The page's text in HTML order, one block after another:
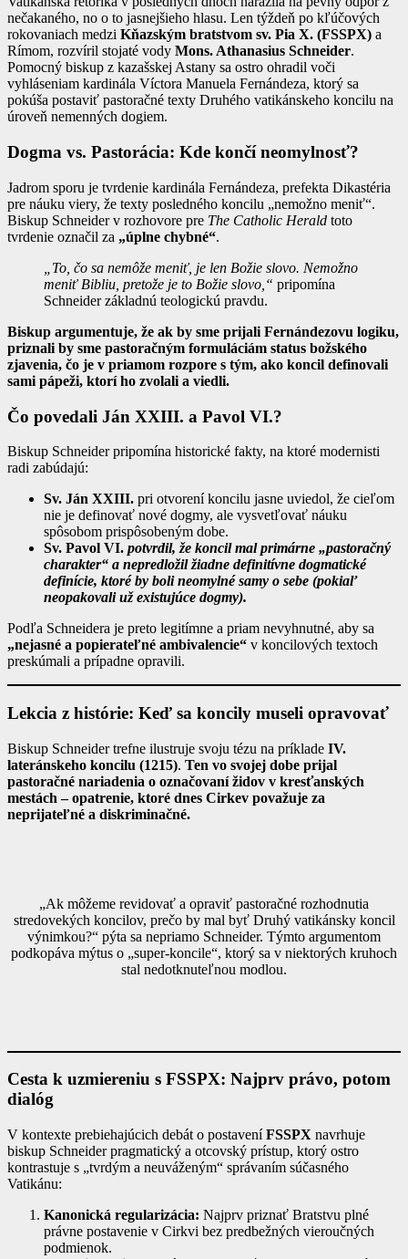
nečakaného, no o to jasnejšieho hlasu. Len týždeň po kľúčových
rokovaniach medzi Kňazským bratstvom sv. Pia X. (FSSPX) a
Rímom, rozvíril stojaté vody Mons. Athanasius Schneider.
Pomocný biskup z kazašskej Astany sa ostro ohradil voči
vyhláseniam kardinála Víctora Manuela Fernándeza, ktorý sa
pokúša postaviť pastoračné texty Druhého vatikánskeho koncilu na
úroveň nemenných dogiem.
Dogma vs. Pastorácia: Kde končí neomylnosť?
Jadrom sporu je tvrdenie kardinála Fernándeza, prefekta Dikastéria
pre náuku viery, že texty posledného koncilu „nemožno meniť“.
Biskup Schneider v rozhovore pre The Catholic Herald toto
tvrdenie označil za „úplne chybné“.
„To, čo sa nemôže meniť, je len Božie slovo. Nemožno
meniť Bibliu, pretože je to Božie slovo,“ pripomína
Schneider základnú teologickú pravdu.
Biskup argumentuje, že ak by sme prijali Fernándezovu logiku,
priznali by sme pastoračným formuláciám status božského
zjavenia, čo je v priamom rozpore s tým, ako koncil definovali
sami pápeži, ktorí ho zvolali a viedli.
Čo povedali Ján XXIII. a Pavol VI.?
Biskup Schneider pripomína historické fakty, na ktoré modernisti
radi zabúdajú:
Sv. Ján XXIII. pri otvorení koncilu jasne uviedol, že cieľom
nie je definovať nové dogmy, ale vysvetľovať náuku
spôsobom prispôsobeným dobe.
Sv. Pavol VI. potvrdil, že koncil mal primárne „pastoračný
charakter“ a nepredložil žiadne definitívne dogmatické
definície, ktoré by boli neomylné samy o sebe (pokiaľ
neopakovali už existujúce dogmy).
Podľa Schneidera je preto legitímne a priam nevyhnutné, aby sa
„nejasné a popierateľné ambivalencie“ v koncilových textoch
preskúmali a prípadne opravili.
Lekcia z histórie: Keď sa koncily museli opravovať
Biskup Schneider trefne ilustruje svoju tézu na príklade IV.
lateránskeho koncilu (1215). Ten vo svojej dobe prijal
pastoračné nariadenia o označovaní židov v kresťanských
mestách – opatrenie, ktoré dnes Cirkev považuje za
neprijateľné a diskriminačné.
„Ak môžeme revidovať a opraviť pastoračné rozhodnutia
stredovekých koncilov, prečo by mal byť Druhý vatikánsky koncil
výnimkou?“ pýta sa nepriamo Schneider. Týmto argumentom
podkopáva mýtus o „super-koncile“, ktorý sa v niektorých kruhoch
stal nedotknuteľnou modlou.
Cesta k uzmiereniu s FSSPX: Najprv právo, potom
dialóg
V kontexte prebiehajúcich debát o postaveníFSSPX navrhuje
biskup Schneider pragmatický a otcovský prístup, ktorý ostro
kontrastuje s „tvrdým a neuváženým“ správaním súčasného
Vatikánu:
Kanonická regularizácia: Najprv priznať Bratstvu plné
právne postavenie v Cirkvi bez predbežných vieroučných
podmienok.